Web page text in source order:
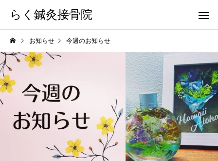
らく鍼灸接骨院
KB Finger パーフェクト
お知らせ 今週のお知らせ